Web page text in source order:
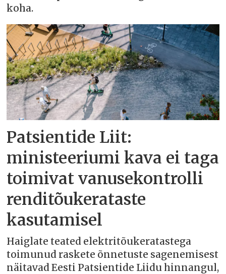
koha.
Patsientide Liit:
ministeeriumi kava ei taga
toimivat vanusekontrolli
renditõukerataste
kasutamisel
Haiglate teated elektritõukeratastega
toimunud raskete õnnetuste sagenemisest
näitavad Eesti Patsientide Liidu hinnangul,